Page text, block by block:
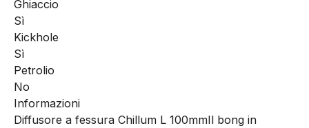
Ghiaccio
Sì
Kickhole
Sì
Petrolio
No
Informazioni
Diffusore a fessura Chillum L 100mmIl bong in